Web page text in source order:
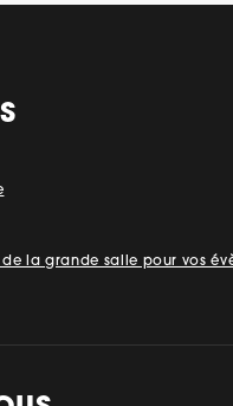
la grande salle pour vos